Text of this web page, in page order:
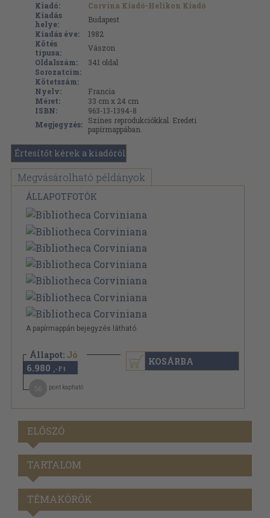
Kiadó:
Corvina Kiadó-Helikon Kiadó
Kiadás
helye:
Budapest
Kiadás éve:
1982
Kötés
típusa:
Vászon
Oldalszám:
341 oldal
Sorozatcím:
Kötetszám:
Nyelv:
Francia
Méret:
33 cm x 24 cm
ISBN:
963-13-1394-8
Megjegyzés:
Színes reprodukciókkal. Eredeti
papírmappában.
Értesítőt kérek a kiadóról
Megvásárolható példányok
ÁLLAPOTFOTÓK
A papírmappán bejegyzés látható.
Állapot: Jó
6.980 ,-Ft
pont kapható
KOSÁRBA
ELŐSZÓ
TARTALOM
TÉMAKÖRÖK